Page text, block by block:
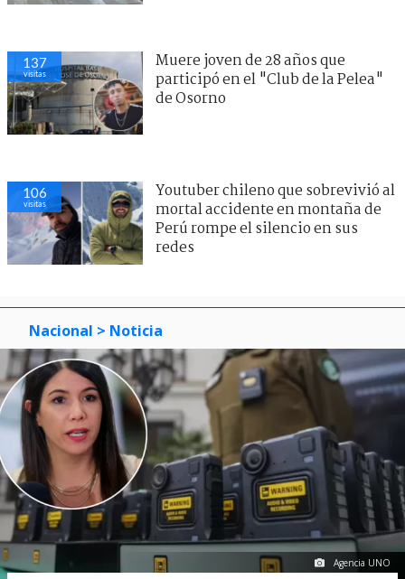
137
visitas
Muere joven de 28 años que
participó en el "Club de la Pelea"
de Osorno
106
visitas
Youtuber chileno que sobrevivió al
mortal accidente en montaña de
Perú rompe el silencio en sus
redes
Nacional > Noticia
Agencia UNO